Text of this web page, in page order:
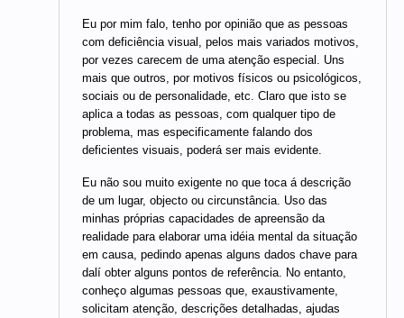
Eu por mim falo, tenho por opinião que as pessoas
com deficiência visual, pelos mais variados motivos,
por vezes carecem de uma atenção especial. Uns
mais que outros, por motivos físicos ou psicológicos,
sociais ou de personalidade, etc. Claro que isto se
aplica a todas as pessoas, com qualquer tipo de
problema, mas especificamente falando dos
deficientes visuais, poderá ser mais evidente.
Eu não sou muito exigente no que toca á descrição
de um lugar, objecto ou circunstância. Uso das
minhas próprias capacidades de apreensão da
realidade para elaborar uma idéia mental da situação
em causa, pedindo apenas alguns dados chave para
dalí obter alguns pontos de referência. No entanto,
conheço algumas pessoas que, exaustivamente,
solicitam atenção, descrições detalhadas, ajudas